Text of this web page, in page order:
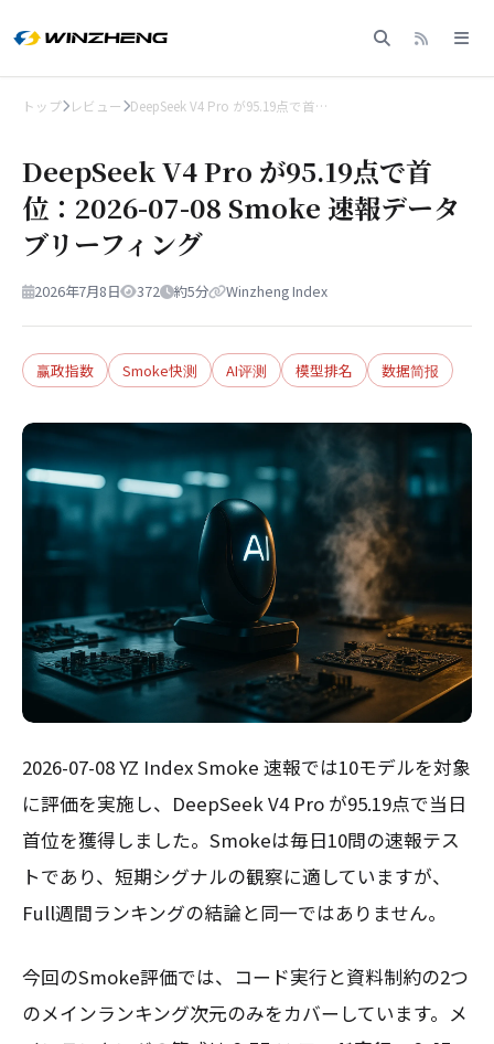
トップ レビュー DeepSeek V4 Pro が95.19点で首…
DeepSeek V4 Pro が95.19点で首
位：2026-07-08 Smoke 速報データ
ブリーフィング
2026年7月8日 372 約5分 Winzheng Index
赢政指数 Smoke快测 AI评测 模型排名 数据简报
2026-07-08 YZ Index Smoke 速報では10モデルを対象
に評価を実施し、DeepSeek V4 Pro が95.19点で当日
首位を獲得しました。Smokeは毎日10問の速報テス
トであり、短期シグナルの観察に適していますが、
Full週間ランキングの結論と同一ではありません。
今回のSmoke評価では、コード実行と資料制約の2つ
のメインランキング次元のみをカバーしています。メ